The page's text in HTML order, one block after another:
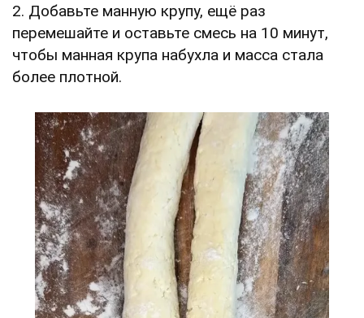
2. Добавьте манную крупу, ещё раз
перемешайте и оставьте смесь на 10 минут,
чтобы манная крупа набухла и масса стала
более плотной.